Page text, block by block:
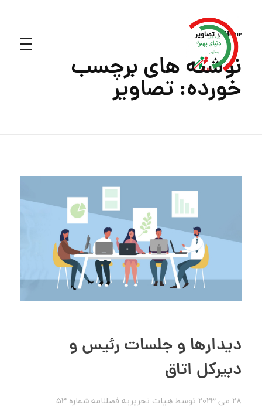
Home تصاویر
نوشته های برچسب
خورده: تصاویر
دیدارها و جلسات رئیس و
دبیرکل اتاق
28 می 2023 توسط هیات تحریریه فصلنامه شماره 53